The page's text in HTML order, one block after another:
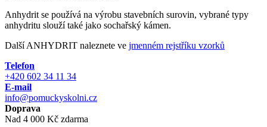
Anhydrit se používá na výrobu stavebních surovin, vybrané typy
anhydritu slouží také jako sochařský kámen.
Další ANHYDRIT naleznete ve jmenném rejstříku vzorků
Telefon
+420 602 34 11 34
E-mail
info@pomuckyskolni.cz
Doprava
Nad 4 000 Kč zdarma